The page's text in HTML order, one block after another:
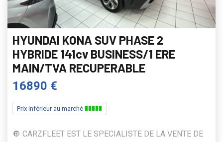
HYUNDAI KONA SUV PHASE 2
HYBRIDE 141cv BUSINESS/1 ERE
MAIN/TVA RECUPERABLE
16890 €
Prix inférieur au marché
🔘 CARZFLEET EST LE SPECIALISTE DE LA VENTE DE